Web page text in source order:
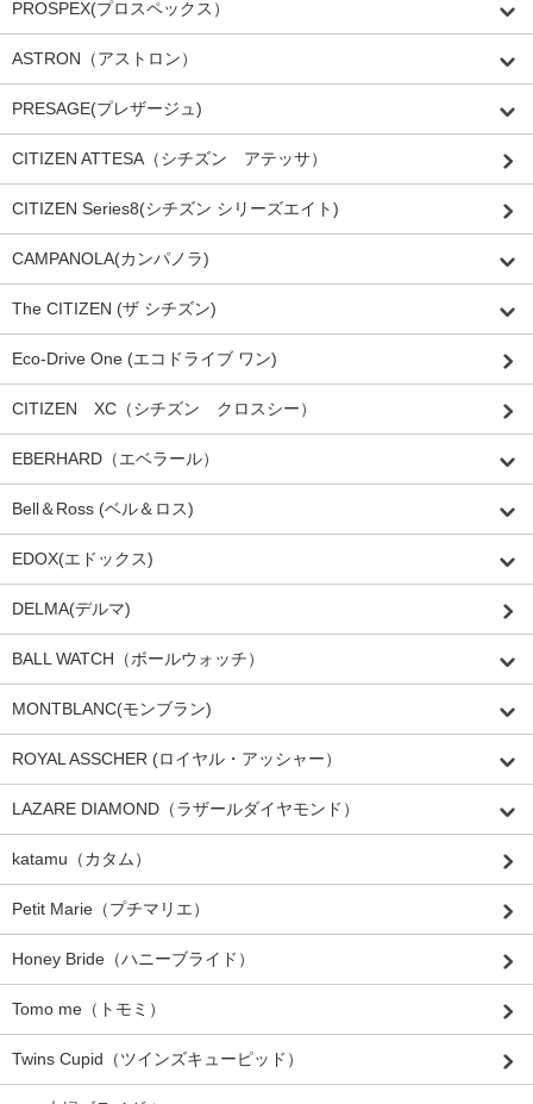
PROSPEX(プロスペックス）
ASTRON（アストロン）
PRESAGE(プレザージュ)
CITIZEN ATTESA（シチズン アテッサ）
CITIZEN Series8(シチズン シリーズエイト)
CAMPANOLA(カンパノラ)
The CITIZEN (ザ シチズン)
Eco-Drive One (エコドライブ ワン)
CITIZEN XC（シチズン クロスシー）
EBERHARD（エベラール）
Bell＆Ross (ベル＆ロス)
EDOX(エドックス)
DELMA(デルマ)
BALL WATCH（ボールウォッチ）
MONTBLANC(モンブラン)
ROYAL ASSCHER (ロイヤル・アッシャー）
LAZARE DIAMOND（ラザールダイヤモンド）
katamu（カタム）
Petit Marie（プチマリエ）
Honey Bride（ハニーブライド）
Tomo me（トモミ）
Twins Cupid（ツインズキューピッド）